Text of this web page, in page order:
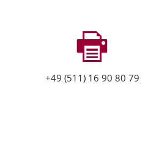
+49 (511) 16 90 80 79